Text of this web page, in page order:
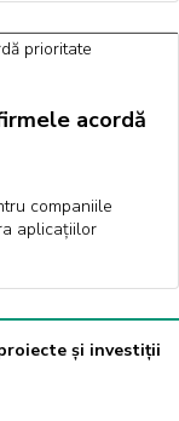
acordă
companiile
aplicațiilor
și investiții